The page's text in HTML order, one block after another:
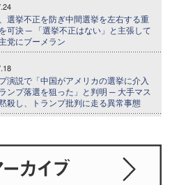
選挙不正を防ぎ中間選挙を左右する重
可決 ─ 「選挙不正はない」と主張して
党にブーメラン
演説で「中国がアメリカの選挙に介入
ンプ落選を狙った」と判明 ─ 大手マス
殺し、トランプ批判に走る異常事態